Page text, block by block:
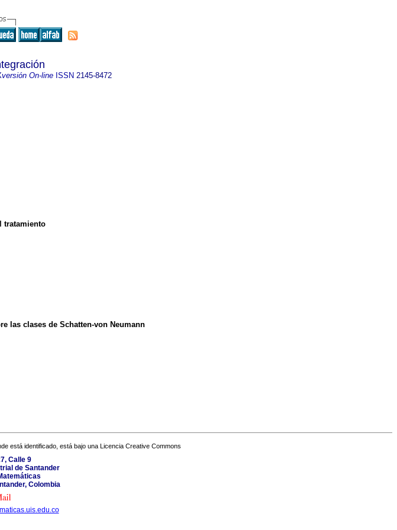
versión On-lineISSN 2145-8472
tratamiento
las clases de Schatten-von Neumann
está identificado, está bajo una Licencia Creative Commons
Calle 9
de Santander
Colombia